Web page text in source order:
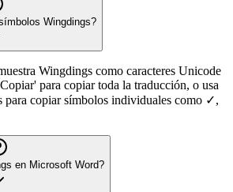
Wingdings?
Wingdings como caracteres Unicode
para copiar toda la traducción, o usa
para copiar símbolos individuales como ✓,
en Microsoft Word?